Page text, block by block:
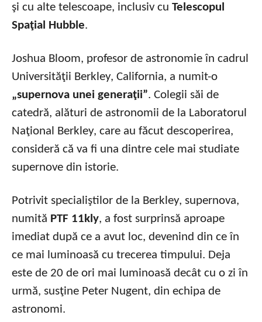
şi cu alte telescoape, inclusiv cu Telescopul
Spaţial Hubble.
Joshua Bloom, profesor de astronomie în cadrul
Universităţii Berkley, California, a numit-o
„supernova unei generaţii”. Colegii săi de
catedră, alături de astronomii de la Laboratorul
Naţional Berkley, care au făcut descoperirea,
consideră că va fi una dintre cele mai studiate
supernove din istorie.
Potrivit specialiştilor de la Berkley, supernova,
numită PTF 11kly, a fost surprinsă aproape
imediat după ce a avut loc, devenind din ce în
ce mai luminoasă cu trecerea timpului. Deja
este de 20 de ori mai luminoasă decât cu o zi în
urmă, susţine Peter Nugent, din echipa de
astronomi.